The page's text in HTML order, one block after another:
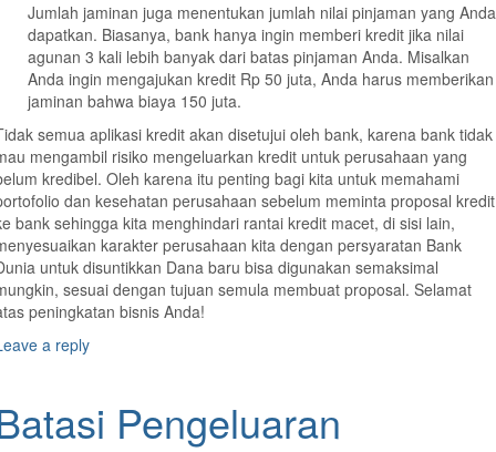
Jumlah jaminan juga menentukan jumlah nilai pinjaman yang Anda
dapatkan. Biasanya, bank hanya ingin memberi kredit jika nilai
agunan 3 kali lebih banyak dari batas pinjaman Anda. Misalkan
Anda ingin mengajukan kredit Rp 50 juta, Anda harus memberikan
jaminan bahwa biaya 150 juta.
semua aplikasi kredit akan disetujui oleh bank, karena bank tidak
mengambil risiko mengeluarkan kredit untuk perusahaan yang
kredibel. Oleh karena itu penting bagi kita untuk memahami
dan kesehatan perusahaan sebelum meminta proposal kredit
bank sehingga kita menghindari rantai kredit macet, di sisi lain,
karakter perusahaan kita dengan persyaratan Bank
untuk disuntikkan Dana baru bisa digunakan semaksimal
sesuai dengan tujuan semula membuat proposal. Selamat
peningkatan bisnis Anda!
a reply
Pengeluaran